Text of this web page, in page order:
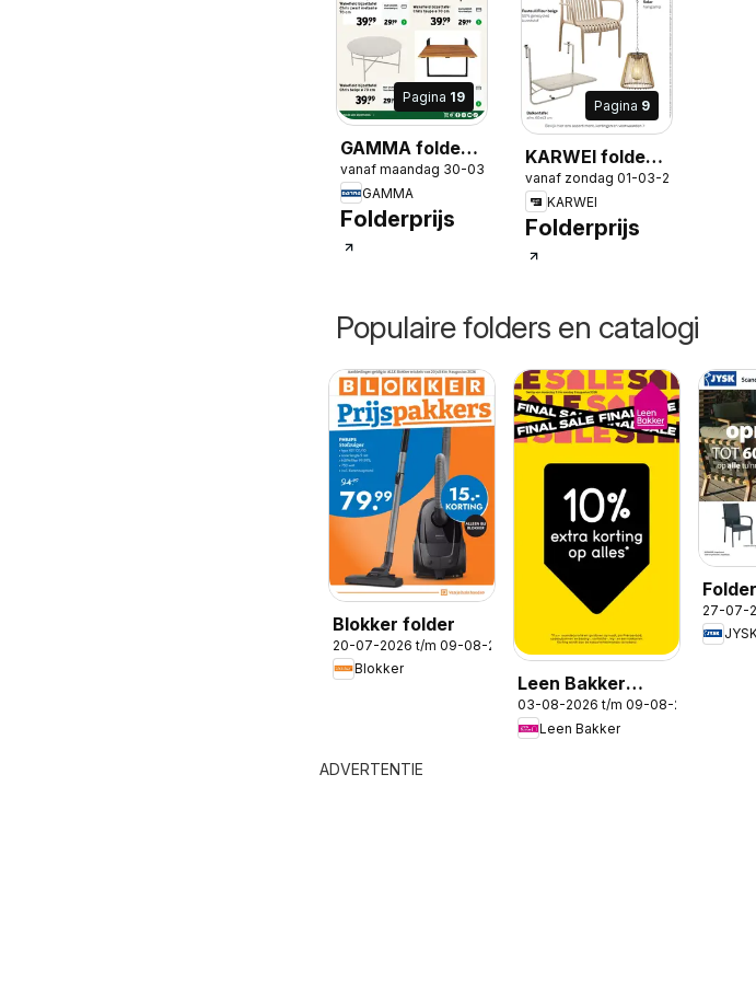
Pagina 19
GAMMA folder -
Tuinmeubelen
special
vanaf maandag 30-03-2026
GAMMA
Folderprijs
Pagina 9
KARWEI folder -
Tuin special -
decoratief
vanaf zondag 01-03-2026
KARWEI
Folderprijs
Populaire folders en catalogi
Blokker folder
20-07-2026 t/m 09-08-2026
Blokker
Leen Bakker
folder
03-08-2026 t/m 09-08-2026
Leen Bakker
Folder
27-07-
ADVERTENTIE